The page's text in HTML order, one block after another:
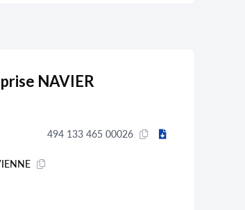
NAVIER
494 133 465 00026